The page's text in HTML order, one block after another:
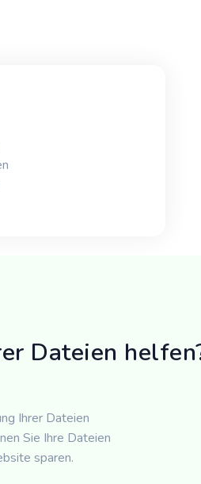
Dateien
Ihrer Dateien
Sie Ihre Dateien
sparen.